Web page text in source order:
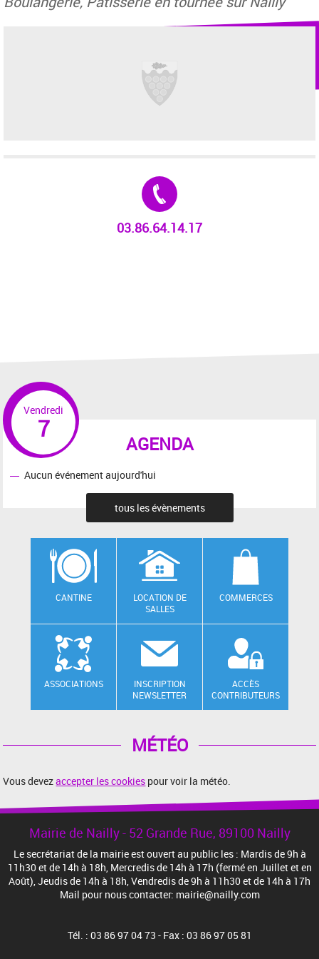
03.86.64.14.17
AGENDA
Vendredi
7
Aucun événement aujourd'hui
tous les évènements
CANTINE
LOCATION DE
SALLES
COMMERCES
ASSOCIATIONS
INSCRIPTION
NEWSLETTER
ACCÈS
CONTRIBUTEURS
MÉTÉO
Vous devezaccepter les cookies pour voir la météo.
Mairie de Nailly - 52 Grande Rue, 89100 Nailly
Le secrétariat de la mairie est ouvert au public les : Mardis de 9h à
11h30 et de 14h à 18h, Mercredis de 14h à 17h (fermé en Juillet et en
Août), Jeudis de 14h à 18h, Vendredis de 9h à 11h30 et de 14h à 17h
Mail pour nous contacter: mairie@nailly.com
Tél. : 03 86 97 04 73 - Fax : 03 86 97 05 81